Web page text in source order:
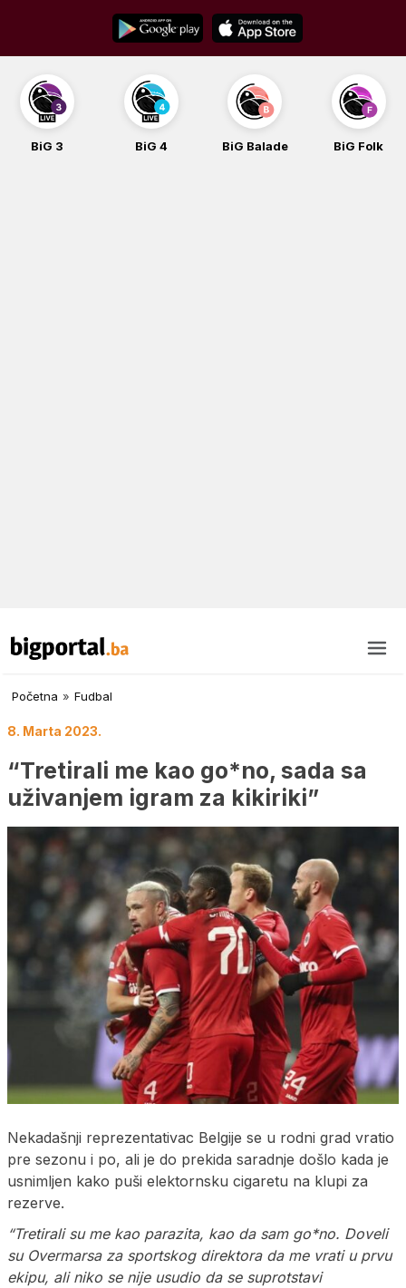
content
BiG 3 BiG 4 BiG Balade BiG Folk
Početna » Fudbal
8. Marta 2023.
“Tretirali me kao go*no, sada sa
uživanjem igram za kikiriki”
Nekadašnji reprezentativac Belgije se u rodni grad vratio
pre sezonu i po, ali je do prekida saradnje došlo kada je
usnimljen kako puši elektornsku cigaretu na klupi za
rezerve.
“Tretirali su me kao parazita, kao da sam go*no. Doveli
su Overmarsa za sportskog direktora da me vrati u prvu
ekipu, ali niko se nije usudio da se suprotstavi